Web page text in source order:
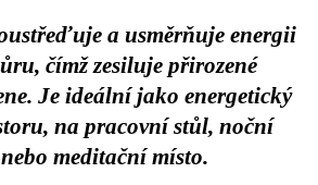
a usměrňuje energii
čímž zesiluje přirozené
Je ideální jako energetický
, na pracovní stůl, noční
meditační místo.